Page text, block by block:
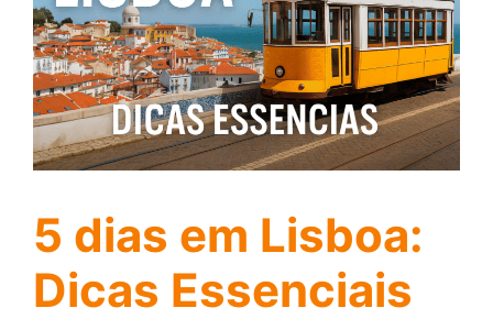
5 dias em Lisboa:
Dicas Essenciais